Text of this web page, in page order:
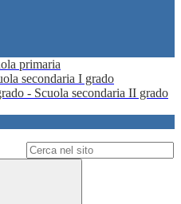
primaria
secondaria I grado
- Scuola secondaria II grado